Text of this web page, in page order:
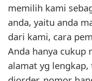
memilih kami
anda, yaitu anda
dari kami, cara
Anda hanya cukup
alamat yg